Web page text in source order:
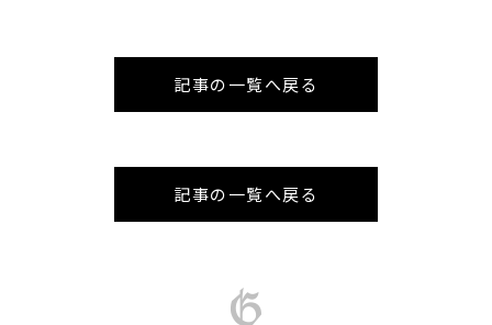
記事の一覧へ戻る
記事の一覧へ戻る